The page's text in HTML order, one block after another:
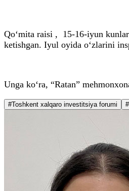
Qo‘mita raisi , 15-16-iyun
ketishgan. Iyul oyida o‘zlarini
Unga ko‘ra, “Ratan”
#Toshkent xalqaro investitsiya forumi